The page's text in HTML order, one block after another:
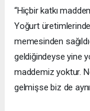
“Hiçbir katkı
Yoğurt
memesinden
geldiğindeyse yine
maddemiz yoktur.
gelmişse biz de